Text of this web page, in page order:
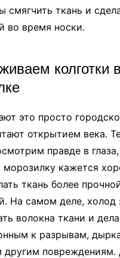
смягчить ткань и
во время носки.
колготки в
это просто
открытием века.
правде в
морозилку кажется
ткань более
На самом деле, холод
волокна ткани и
к разрывам,
другим повреждениям.